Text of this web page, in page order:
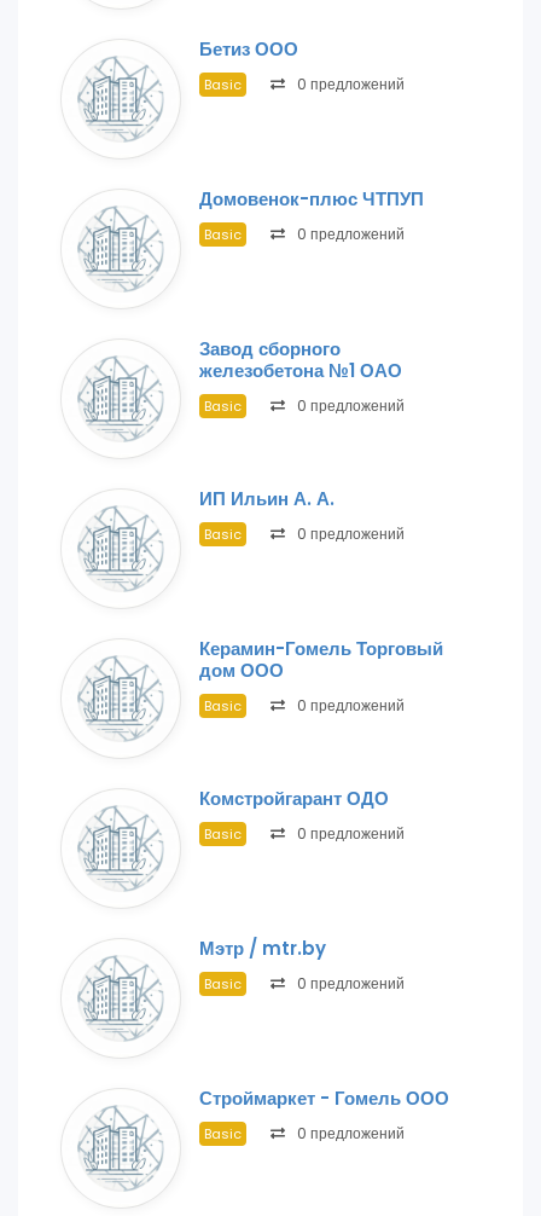
Бетиз ООО
Basic 0 предложений
Домовенок-плюс ЧТПУП
Basic 0 предложений
Завод сборного
железобетона №1 ОАО
Basic 0 предложений
ИП Ильин А. А.
Basic 0 предложений
Керамин-Гомель Торговый
дом ООО
Basic 0 предложений
Комстройгарант ОДО
Basic 0 предложений
Мэтр / mtr.by
Basic 0 предложений
Строймаркет - Гомель ООО
Basic 0 предложений